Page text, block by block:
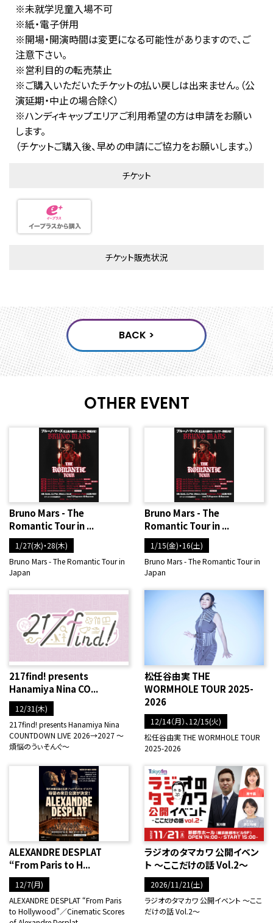
※未就学児童入場不可
※紙・電子併用
※開場・開演時間は変更になる可能性がありますので、ご
注意下さい。
※営利目的の転売禁止
※ご購入いただいたチケットの払い戻しは出来ません。（公
演延期・中止の場合除く）
※ハンディキャップエリアご利用希望の方は申請をお願い
します。
（チケットご購入後、早めの申請にご協力をお願いします。）
チケット
チケット販売状況
OTHER EVENT
Bruno Mars - The
Romantic Tour in ...
1/27(水)・28(木)
Bruno Mars - The Romantic Tour in
Japan
Bruno Mars - The
Romantic Tour in ...
1/15(金)・16(土)
Bruno Mars - The Romantic Tour in
Japan
217find! presents
Hanamiya Nina CO...
12/31(木)
217find! presents Hanamiya Nina
COUNTDOWN LIVE 2026→2027 ～
煩悩のうぃそんぐ～
松任谷由実 THE
WORMHOLE TOUR 2025-
2026
12/14（月）、12/15(火)
松任谷由実 THE WORMHOLE TOUR
2025-2026
ALEXANDRE DESPLAT
“From Paris to H...
12/7(月)
ALEXANDRE DESPLAT “From Paris
to Hollywood”／Cinematic Scores
ラジオのタマカワ 公開イベン
ト ～ここだけの話 Vol.2～
2026/11/21(土)
ラジオのタマカワ 公開イベント ～ここ
だけの話 Vol.2～